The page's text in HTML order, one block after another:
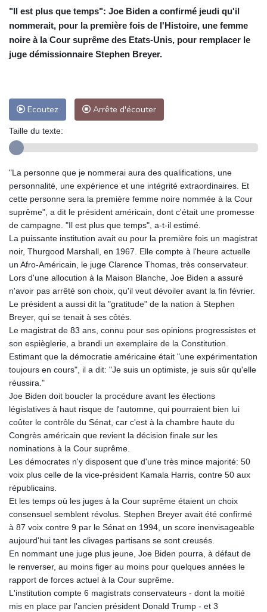
"Il est plus que temps": Joe Biden a confirmé jeudi qu'il
nommerait, pour la première fois de l'Histoire, une femme
noire à la Cour suprême des Etats-Unis, pour remplacer le
juge démissionnaire Stephen Breyer.
Ecoutez Arrête d'écouter
Taille du texte:
"La personne que je nommerai aura des qualifications, une
personnalité, une expérience et une intégrité extraordinaires. Et
cette personne sera la première femme noire nommée à la Cour
suprême", a dit le président américain, dont c'était une promesse
de campagne. "Il est plus que temps", a-t-il estimé.
La puissante institution avait eu pour la première fois un magistrat
noir, Thurgood Marshall, en 1967. Elle compte à l'heure actuelle
un Afro-Américain, le juge Clarence Thomas, très conservateur.
Lors d'une allocution à la Maison Blanche, Joe Biden a assuré
n'avoir pas arrêté son choix, qu'il veut dévoiler avant la fin février.
Le président a aussi dit la "gratitude" de la nation à Stephen
Breyer, qui se tenait à ses côtés.
Le magistrat de 83 ans, connu pour ses opinions progressistes et
son espièglerie, a brandi un exemplaire de la Constitution.
Estimant que la démocratie américaine était "une expérimentation
toujours en cours", il a dit: "Je suis un optimiste, je suis sûr qu'elle
réussira."
Joe Biden doit boucler la procédure avant les élections
législatives à haut risque de l'automne, qui pourraient bien lui
coûter le contrôle du Sénat, car c'est à la chambre haute du
Congrès américain que revient la décision finale sur les
nominations à la Cour suprême.
Les démocrates n'y disposent que d'une très mince majorité: 50
voix plus celle de la vice-président Kamala Harris, contre 50 aux
républicains.
Et les temps où les juges à la Cour suprême étaient un choix
consensuel semblent révolus. Stephen Breyer avait été confirmé
à 87 voix contre 9 par le Sénat en 1994, un score inenvisageable
aujourd'hui tant les clivages partisans se sont creusés.
En nommant une juge plus jeune, Joe Biden pourra, à défaut de
le renverser, au moins figer au moins pour quelques années le
rapport de forces actuel à la Cour suprême.
L'institution compte 6 magistrats conservateurs - dont la moitié
mis en place par l'ancien président Donald Trump - et 3